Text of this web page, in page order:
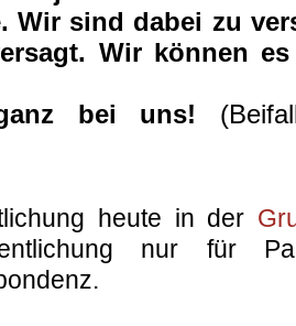
Wir sind dabei zu
Wir können
bei uns!
heute in der
nur für